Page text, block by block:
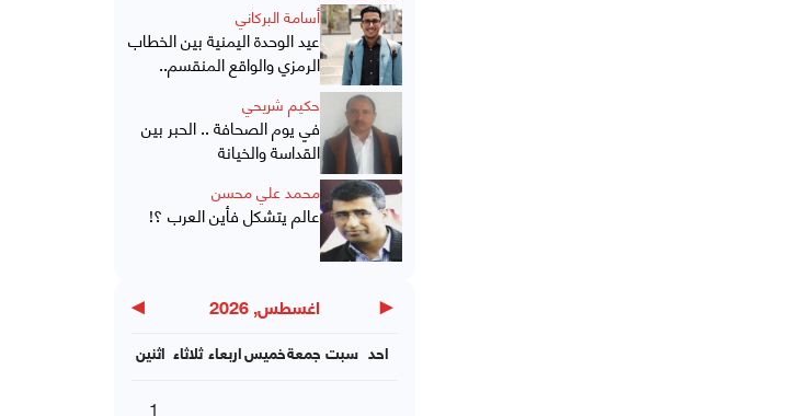
أسامة البركاني
عيد الوحدة اليمنية بين الخطاب
الرمزي والواقع المنقسم..
حكيم شريحي
في يوم الصحافة .. الحبر بين
القداسة والخيانة
محمد علي محسن
عالم يتشكل فأين العرب ؟!
◀ اغسطس, 2026 ▶
اثنين ثلاثاء اربعاءخميسجمعة سبت احد
1